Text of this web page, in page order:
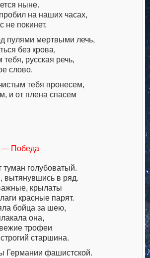
ныне.
на наших часах,
не покинет.
пулями мертвыми лечь,
без крова,
русская речь,
слово.
тебя пронесем,
и от плена спасем
— Победа
туман голубоватый.
вытянувшись в ряд.
крылаты
красные парят.
бойца за шею,
она,
трофеи
старшина.
Германии фашистской.